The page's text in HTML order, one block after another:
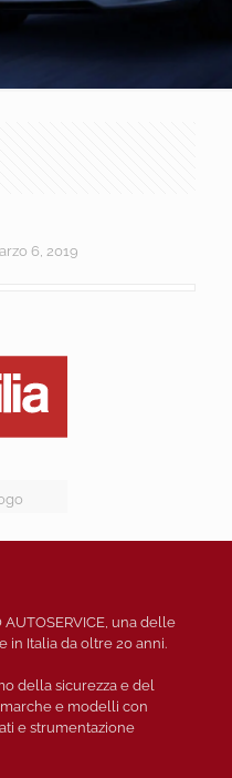
6, 2019
una delle
in Italia da oltre 20 anni.
della sicurezza e del
e modelli con
e strumentazione